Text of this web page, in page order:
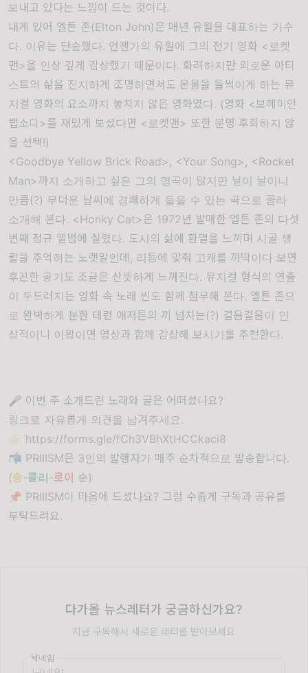
보내고 있다는 느낌이 드는 것이다.
내게 있어 엘튼 존(Elton John)은 매년 유월을 대표하는 가수
다. 이유는 단순했다. 언젠가의 유월에 그의 전기 영화 <로켓
맨>을 인상 깊게 감상했기 때문이다. 화려하지만 외로운 아티
스트의 삶을 진지하게 조명하면서도 온몸을 들썩이게 하는 뮤
지컬 영화의 요소까지 놓치지 않은 영화였다. (영화 <보헤미안
랩소디>를 재밌게 보셨다면 <로켓맨> 또한 분명 후회하지 않
을 선택!)
<Goodbye Yellow Brick Road>, <Your Song>, <Rocket
Man>까지 소개하고 싶은 그의 명곡이 많지만 날이 날이니
만큼(?) 무더운 날씨에 경쾌하게 들을 수 있는 곡으로 골라
소개해 본다. <Honky Cat>은 1972년 발매한 엘튼 존의 다섯
번째 정규 앨범에 실렸다. 도시의 삶에 환멸을 느끼며 시골 생
활을 추억하는 노랫말인데, 리듬에 맞춰 고개를 까딱이다 보면
후끈한 공기도 조금은 산뜻하게 느껴진다. 뮤지컬 형식의 연출
이 두드러지는 영화 속 노래 씬 도 함께 첨부해 본다. 엘튼 존으
로 완벽하게 분한 테런 애저튼의 끼 넘치는(?) 걸음걸음이 인
상적이니 이왕이면 영상과 함께 감상해 보시기를 추천한다.
🎤 이번 주 소개드린 노래와 글은 어떠셨나요?
링크로 자유롭게 의견을 남겨주세요.
👉🏻 https://forms.gle/fCh3VBhXtHCCkaci8
📬 PRIIISM은 3인의 발행자가 매주 순차적으로 발송합니다.
(숑-콜리 -로이 순)
📌 PRIIISM이 마음에 드셨나요? 그럼 수줍게 구독과 공유를
부탁드려요.
다가올 뉴스레터가 궁금하신가요?
지금 구독해서 새로운 레터를 받아보세요
닉네임